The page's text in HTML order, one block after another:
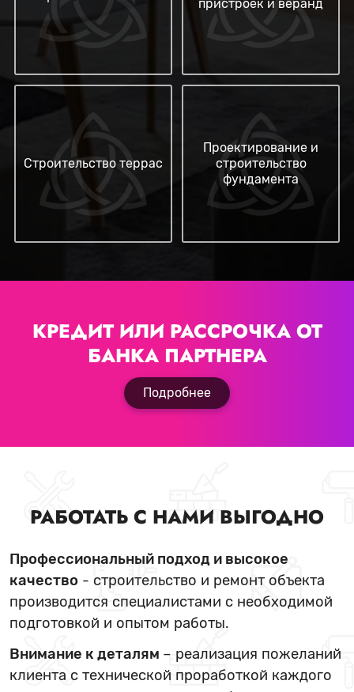
пристроек и веранд
Строительство террас
Проектирование и
строительство
фундамента
КРЕДИТ ИЛИ РАССРОЧКА ОТ
БАНКА ПАРТНЕРА
Подробнее
РАБОТАТЬ С НАМИ ВЫГОДНО
Профессиональный подход и высокое
качество - строительство и ремонт объекта
производится специалистами с необходимой
подготовкой и опытом работы.
Внимание к деталям – реализация пожеланий
клиента с технической проработкой каждого